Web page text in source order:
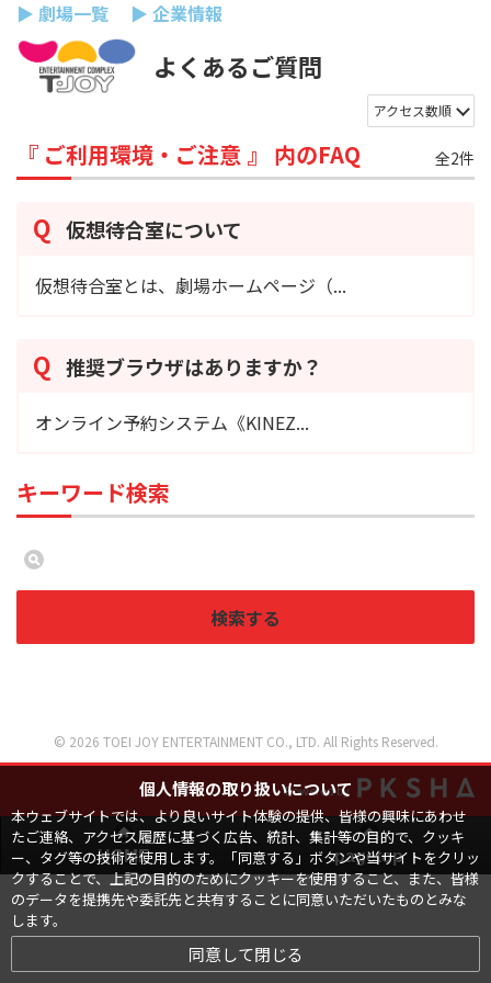
▶ 劇場一覧 ▶ 企業情報
よくあるご質問
個人情報の取り扱いについて
本ウェブサイトでは、より良いサイト体験の提供、皆様の興味にあわせ
たご連絡、アクセス履歴に基づく広告、統計、集計等の目的で、クッキ
ー、タグ等の技術を使用します。「同意する」ボタンや当サイトをクリッ
クすることで、上記の目的のためにクッキーを使用すること、また、皆様
のデータを提携先や委託先と共有することに同意いただいたものとみな
します。
同意して閉じる
アクセス数順
『 ご利用環境・ご注意 』 内のFAQ 全2件
仮想待合室について
仮想待合室とは、劇場ホームページ（...
推奨ブラウザはありますか？
オンライン予約システム《KINEZ...
キーワード検索
検索する
© 2026 TOEI JOY ENTERTAINMENT CO., LTD. All Rights Reserved.
Powered by
HOME pagetop